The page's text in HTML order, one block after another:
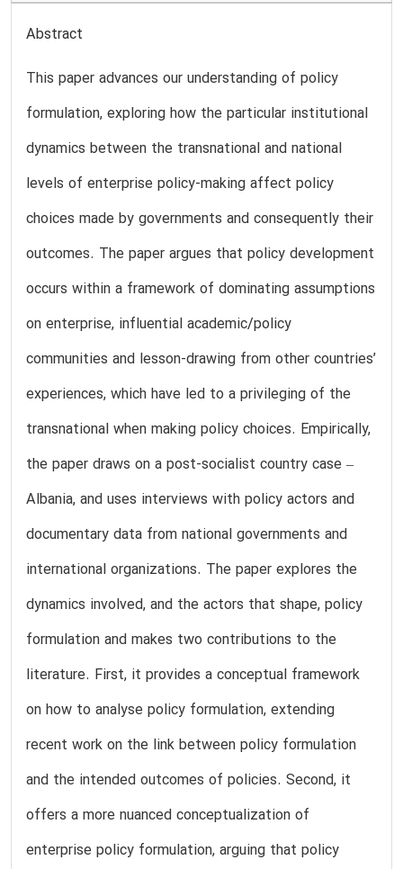
Abstract
This paper advances our understanding of policy
formulation, exploring how the particular institutional
dynamics between the transnational and national
levels of enterprise policy-making affect policy
choices made by governments and consequently their
outcomes. The paper argues that policy development
occurs within a framework of dominating assumptions
on enterprise, influential academic/policy
communities and lesson-drawing from other countries’
experiences, which have led to a privileging of the
transnational when making policy choices. Empirically,
the paper draws on a post-socialist country case –
Albania, and uses interviews with policy actors and
documentary data from national governments and
international organizations. The paper explores the
dynamics involved, and the actors that shape, policy
formulation and makes two contributions to the
literature. First, it provides a conceptual framework
on how to analyse policy formulation, extending
recent work on the link between policy formulation
and the intended outcomes of policies. Second, it
offers a more nuanced conceptualization of
enterprise policy formulation, arguing that policy